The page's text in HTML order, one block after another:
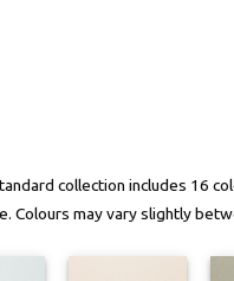
collection includes 16
may vary slightly